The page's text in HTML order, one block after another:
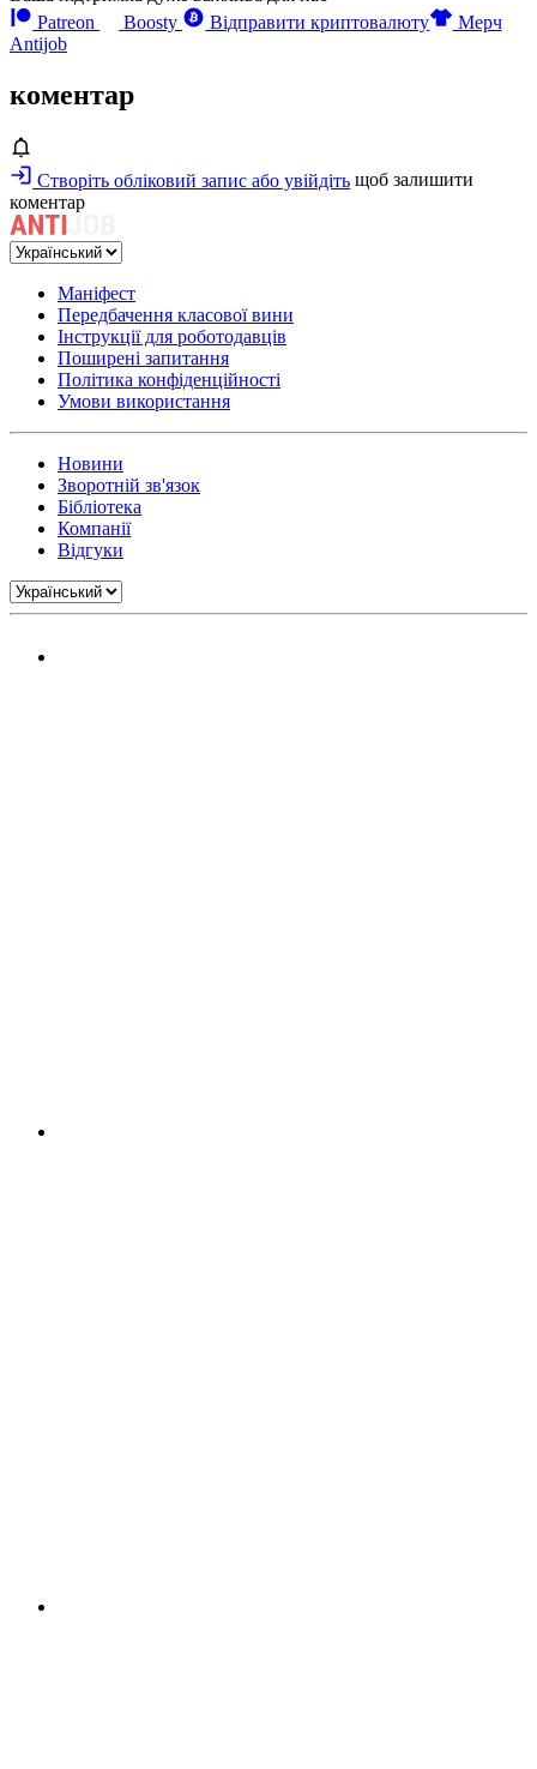
Patreon
Boosty Відправити криптовалюту
Мерч
Antijob
коментар
Створіть обліковий запис або увійдіть щоб залишити
коментар
Маніфест
Передбачення класової вини
Інструкції для роботодавців
Поширені запитання
Політика конфіденційності
Умови використання
Новини
Зворотній зв'язок
Бібліотека
Компанії
Відгуки